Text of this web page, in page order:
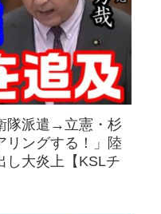
隊派遣→立憲・杉
リングする！」陸
し大炎上【KSLチ